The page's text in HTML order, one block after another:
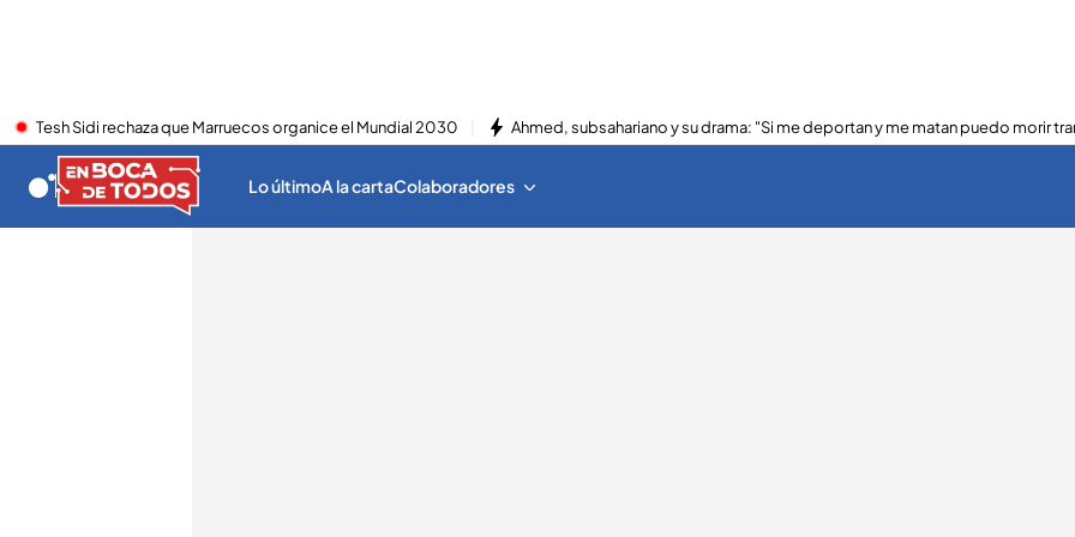
Tesh Sidi rechaza que Marruecos organice el Mundial 2030 Ahmed, subsahariano y su drama: "Si me deportan y me matan puedo morir
Lo últimoA la cartaColaboradores